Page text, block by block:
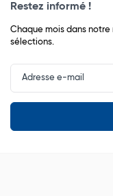
Restez informé !
Chaque mois dans
sélections.
Input
Newsletter